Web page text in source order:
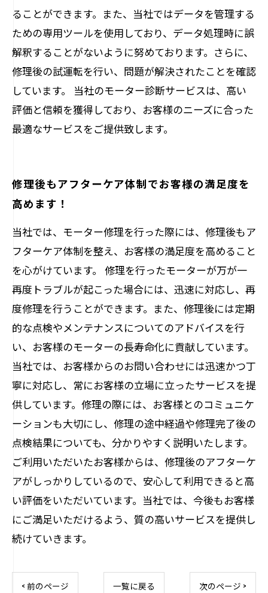
ることができます。また、当社ではデータを管理する
ための専用ツールを使用しており、データ処理時に誤
解釈することがないように努めております。さらに、
修理後の試運転を行い、問題が解決されたことを確認
しています。 当社のモーター診断サービスは、高い
評価と信頼を獲得しており、お客様のニーズに合った
最適なサービスをご提供致します。
修理後もアフターケア体制でお客様の満足度を
高めます！
当社では、モーター修理を行った際には、修理後もア
フターケア体制を整え、お客様の満足度を高めること
を心がけています。 修理を行ったモーターが万が一
再度トラブルが起こった場合には、迅速に対応し、再
度修理を行うことができます。また、修理後には定期
的な点検やメンテナンスについてのアドバイスを行
い、お客様のモーターの長寿命化に貢献しています。
当社では、お客様からのお問い合わせには迅速かつ丁
寧に対応し、常にお客様の立場に立ったサービスを提
供しています。修理の際には、お客様とのコミュニケ
ーションも大切にし、修理の途中経過や修理完了後の
点検結果についても、分かりやすく説明いたします。
ご利用いただいたお客様からは、修理後のアフターケ
アがしっかりしているので、安心して利用できると高
い評価をいただいています。当社では、今後もお客様
にご満足いただけるよう、質の高いサービスを提供し
続けていきます。
< 前のページ 一覧に戻る 次のページ >